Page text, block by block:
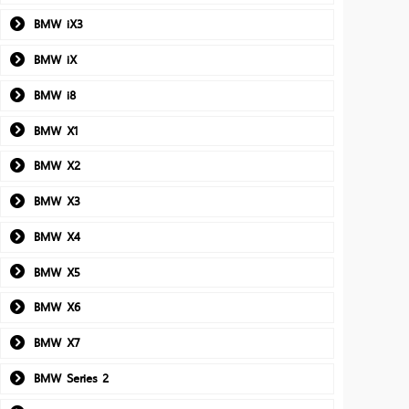
BMW iX3
BMW iX
BMW i8
BMW X1
BMW X2
BMW X3
BMW X4
BMW X5
BMW X6
BMW X7
BMW Series 2